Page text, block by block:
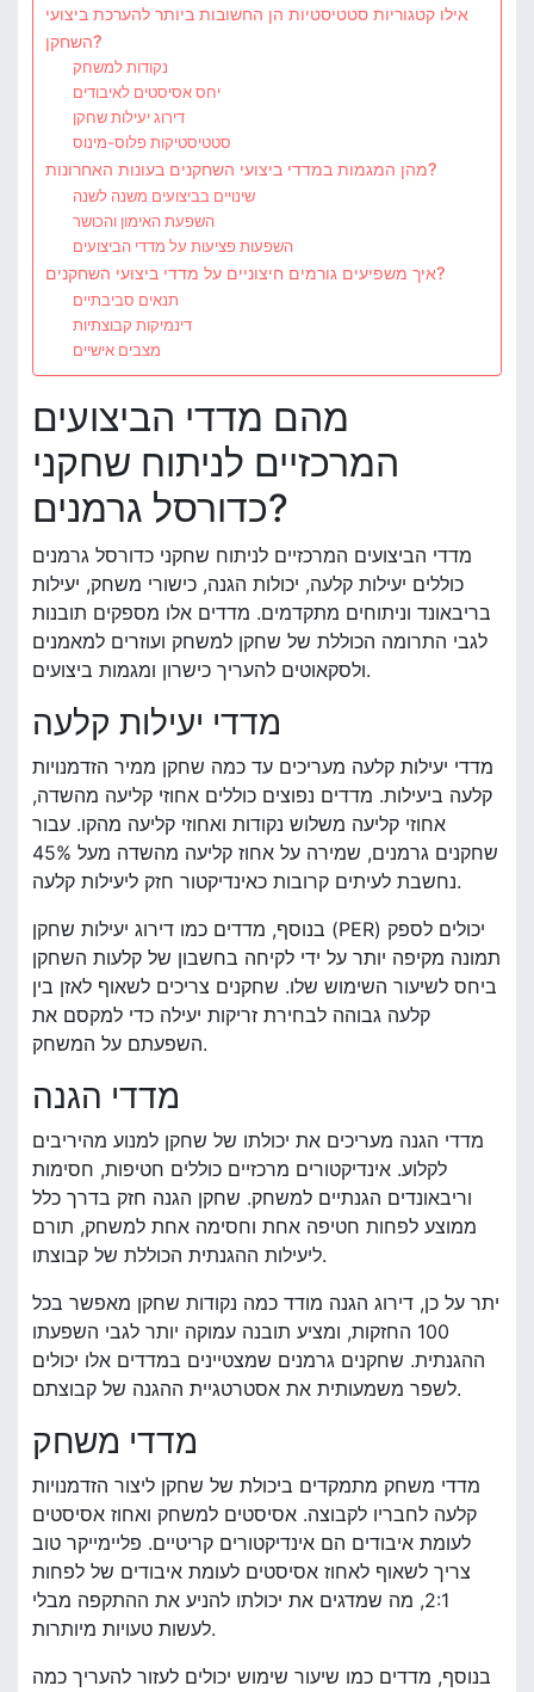
אילו קטגוריות סטטיסטיות הן החשובות ביותר להערכת ביצועי
השחקן?
נקודות למשחק
יחס אסיסטים לאיבודים
דירוג יעילות שחקן
סטטיסטיקות פלוס-מינוס
מהן המגמות במדדי ביצועי השחקנים בעונות האחרונות?
שינויים בביצועים משנה לשנה
השפעת האימון והכושר
השפעות פציעות על מדדי הביצועים
איך משפיעים גורמים חיצוניים על מדדי ביצועי השחקנים?
תנאים סביבתיים
דינמיקות קבוצתיות
מצבים אישיים
מהם מדדי הביצועים
המרכזיים לניתוח שחקני
כדורסל גרמנים?
מדדי הביצועים המרכזיים לניתוח שחקני כדורסל גרמנים
כוללים יעילות קלעה, יכולות הגנה, כישורי משחק, יעילות
בריבאונד וניתוחים מתקדמים. מדדים אלו מספקים תובנות
לגבי התרומה הכוללת של שחקן למשחק ועוזרים למאמנים
ולסקאוטים להעריך כישרון ומגמות ביצועים.
מדדי יעילות קלעה
מדדי יעילות קלעה מעריכים עד כמה שחקן ממיר הזדמנויות
קלעה ביעילות. מדדים נפוצים כוללים אחוזי קליעה מהשדה,
אחוזי קליעה משלוש נקודות ואחוזי קליעה מהקו. עבור
שחקנים גרמנים, שמירה על אחוז קליעה מהשדה מעל 45%
נחשבת לעיתים קרובות כאינדיקטור חזק ליעילות קלעה.
בנוסף, מדדים כמו דירוג יעילות שחקן (PER) יכולים לספק
תמונה מקיפה יותר על ידי לקיחה בחשבון של קלעות השחקן
ביחס לשיעור השימוש שלו. שחקנים צריכים לשאוף לאזן בין
קלעה גבוהה לבחירת זריקות יעילה כדי למקסם את
השפעתם על המשחק.
מדדי הגנה
מדדי הגנה מעריכים את יכולתו של שחקן למנוע מהיריבים
לקלוע. אינדיקטורים מרכזיים כוללים חטיפות, חסימות
וריבאונדים הגנתיים למשחק. שחקן הגנה חזק בדרך כלל
ממוצע לפחות חטיפה אחת וחסימה אחת למשחק, תורם
ליעילות ההגנתית הכוללת של קבוצתו.
יתר על כן, דירוג הגנה מודד כמה נקודות שחקן מאפשר בכל
100 החזקות, ומציע תובנה עמוקה יותר לגבי השפעתו
ההגנתית. שחקנים גרמנים שמצטיינים במדדים אלו יכולים
לשפר משמעותית את אסטרטגיית ההגנה של קבוצתם.
מדדי משחק
מדדי משחק מתמקדים ביכולת של שחקן ליצור הזדמנויות
קלעה לחבריו לקבוצה. אסיסטים למשחק ואחוז אסיסטים
לעומת איבודים הם אינדיקטורים קריטיים. פליימייקר טוב
צריך לשאוף לאחוז אסיסטים לעומת איבודים של לפחות
2:1, מה שמדגים את יכולתו להניע את ההתקפה מבלי
לעשות טעויות מיותרות.
בנוסף, מדדים כמו שיעור שימוש יכולים לעזור להעריך כמה